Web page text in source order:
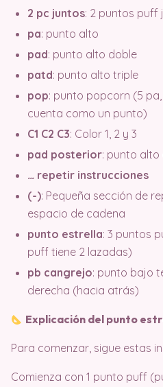
2 pc juntos: 2 puntos puff
pa: punto alto
pad: punto alto doble
patd: punto alto triple
pop: punto popcorn (5
cuenta como un punto)
C1 C2 C3: Color 1, 2 y 3
pad posterior: punto alto
… repetir instrucciones
(-): Pequeña sección de
espacio de cadena
punto estrella: 3 puntos
puff tiene 2 lazadas)
pb cangrejo: punto bajo
derecha (hacia atrás)
Explicación del punto
Para comenzar, sigue estas
Comienza con 1 punto puff